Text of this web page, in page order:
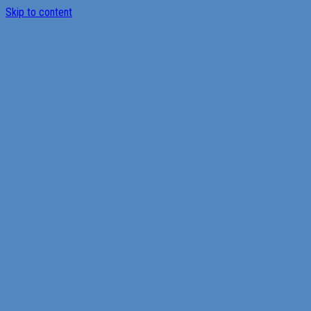
Skip to content